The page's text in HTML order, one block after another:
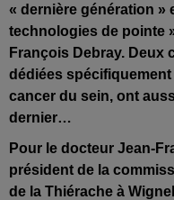
« dernière génération »
technologies de pointe
François Debray. Deux
dédiées spécifiquement
cancer du sein, ont
dernier…
Pour le docteur Jean-
président de la
de la Thiérache à